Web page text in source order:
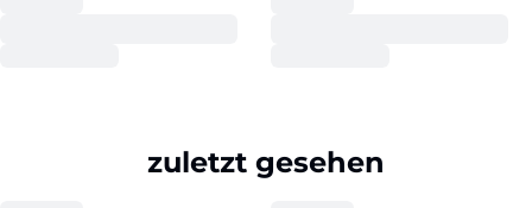
zuletzt gesehen